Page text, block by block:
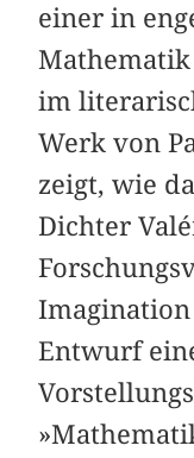
einer in
im
Werk von
zeigt, wie
Dichter
Entwurf